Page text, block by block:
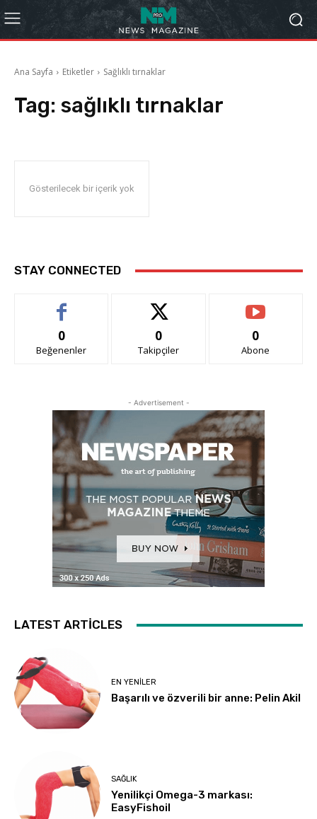
Ana Sayfa Etiketler Sağlıklı tırnaklar
Tag: sağlıklı tırnaklar
Gösterilecek bir içerik yok
STAY CONNECTED
0
Beğenenler
0
Takipçiler
0
Abone
- Advertisement -
LATEST ARTICLES
EN YENILER
Başarılı ve özverili bir anne: Pelin Akil
SAĞLIK
Yenilikçi Omega-3 markası:
EasyFishoil